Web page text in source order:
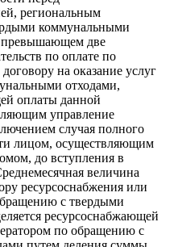
региональным
коммунальными
превышающем две
по оплате по
на оказание услуг
отходами,
оплаты данной
управление
случая полного
лицом, осуществляющим
до вступления в
величина
ресурсоснабжения или
с твердыми
ресурсоснабжающей
по обращению с